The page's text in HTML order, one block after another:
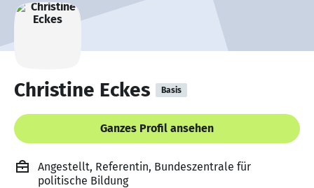
Christine Eckes Basis
Ganzes Profil ansehen
Angestellt, Referentin, Bundeszentrale für
politische Bildung